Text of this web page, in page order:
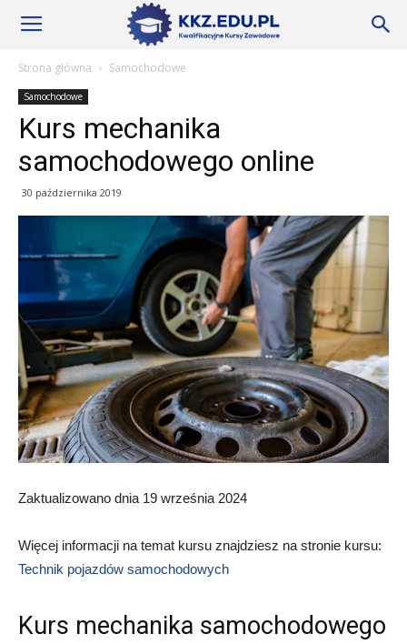
Szkoły
KKZ
Aktualności
Strona główna Samochodowe
Samochodowe
Kurs mechanika
samochodowego online
30 października 2019
Zaktualizowano dnia 19 września 2024
Więcej informacji na temat kursu znajdziesz na stronie kursu:
Technik pojazdów samochodowych
Kurs mechanika samochodowego